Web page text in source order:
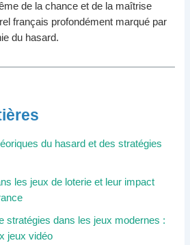
de la chance et de la maîtrise
français profondément marqué par
du hasard.
du hasard et des stratégies
les jeux de loterie et leur impact
stratégies dans les jeux modernes :
jeux vidéo